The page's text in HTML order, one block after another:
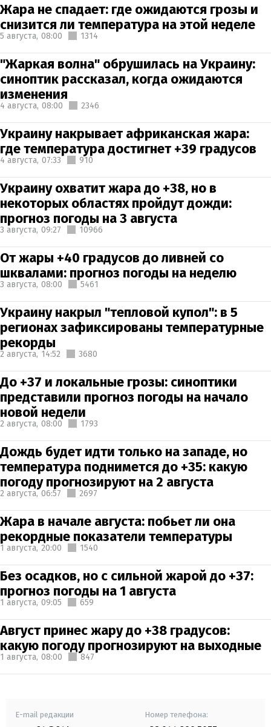
Жара не спадает: где ожидаются грозы и
снизится ли температура на этой неделе
5 августа, 08:00 1314
"Жаркая волна" обрушилась на Украину:
синоптик рассказал, когда ожидаются
изменения
4 августа, 08:00 2346
Украину накрывает африканская жара:
где температура достигнет +39 градусов
4 августа, 07:33 910
Украину охватит жара до +38, но в
некоторых областях пройдут дожди:
прогноз погоды на 3 августа
3 августа, 09:27 10966
От жары +40 градусов до ливней со
шквалами: прогноз погоды на неделю
3 августа, 08:00 5461
Украину накрыл "тепловой купол": в 5
регионах зафиксированы температурные
рекорды
2 августа, 14:52 3680
До +37 и локальные грозы: синоптики
представили прогноз погоды на начало
новой недели
2 августа, 08:00 1793
Дождь будет идти только на западе, но
температура поднимется до +35: какую
погоду прогнозируют на 2 августа
2 августа, 06:57 2697
Жара в начале августа: побьет ли она
рекордные показатели температуры
1 августа, 20:00 1540
Без осадков, но с сильной жарой до +37:
прогноз погоды на 1 августа
1 августа, 09:05 659
Август принес жару до +38 градусов:
какую погоду прогнозируют на выходные
1 августа, 08:00 847
E-mail редакции Номер телефона: